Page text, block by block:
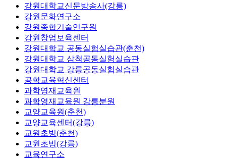
강원대학교신문방송사(강릉)
강원문화연구소
강원종합기술연구원
강원창업보육센터
강원대학교 공동실험실습관(춘천)
강원대학교 삼척공동실험실습관
강원대학교 강릉공동실험실습관
공학교육혁신센터
과학영재교육원
과학영재교육원 강릉분원
교양교육원(춘천)
교양교육센터(강릉)
교원초빙(춘천)
교원초빙(강릉)
교육연구소